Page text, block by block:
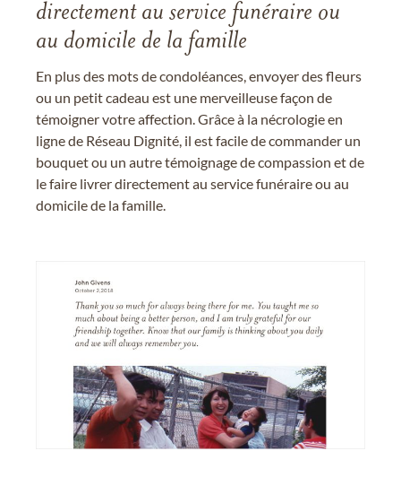
directement au service funéraire ou
au domicile de la famille
En plus des mots de condoléances, envoyer des fleurs
ou un petit cadeau est une merveilleuse façon de
témoigner votre affection. Grâce à la nécrologie en
ligne de Réseau Dignité, il est facile de commander un
bouquet ou un autre témoignage de compassion et de
le faire livrer directement au service funéraire ou au
domicile de la famille.